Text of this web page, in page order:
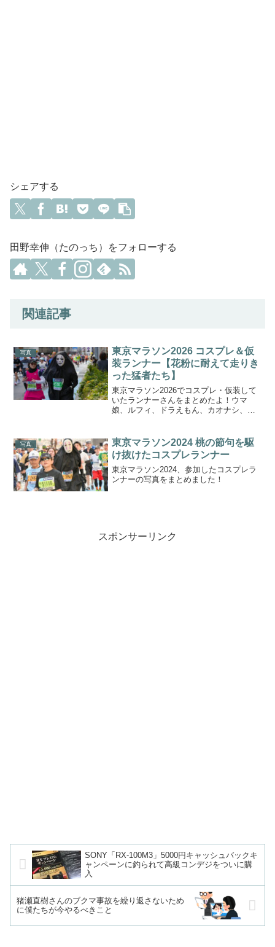
シェアする
田野幸伸（たのっち）をフォローする
関連記事
写真
東京マラソン2026 コスプレ＆仮
装ランナー【花粉に耐えて走りき
った猛者たち】
東京マラソン2026でコスプレ・仮装して
いたランナーさんをまとめたよ！ウマ
娘、ルフィ、ドラえもん、カオナシ、い
写真
東京マラソン2024 桃の節句を駆
け抜けたコスプレランナー
東京マラソン2024、参加したコスプレラ
ンナーの写真をまとめました！
スポンサーリンク
SONY「RX-100M3」5000円キャッシュバックキ
ャンペーンに釣られて高級コンデジをついに購
入
猪瀬直樹さんのブクマ事故を繰り返さないため
に僕たちが今やるべきこと